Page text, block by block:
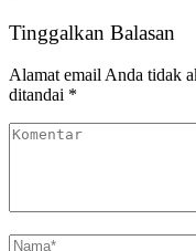
Tinggalkan Balasan
Alamat email Anda tidak
ditandai *